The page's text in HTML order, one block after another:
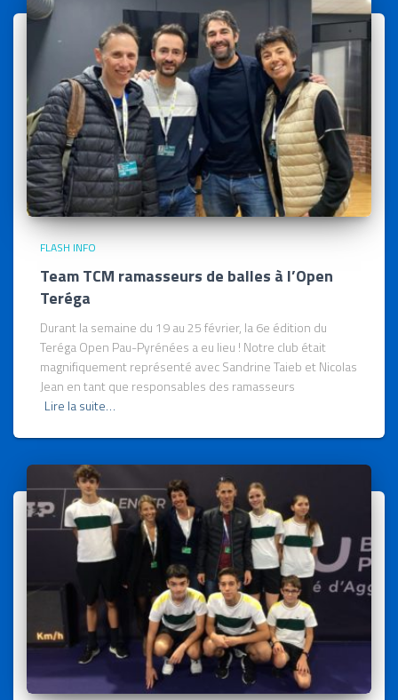
FLASH INFO
Team TCM ramasseurs de balles à l’Open
Teréga
Durant la semaine du 19 au 25 février, la 6e édition du
Teréga Open Pau-Pyrénées a eu lieu ! Notre club était
magnifiquement représenté avec Sandrine Taieb et Nicolas
Jean en tant que responsables des ramasseurs
Lire la suite…